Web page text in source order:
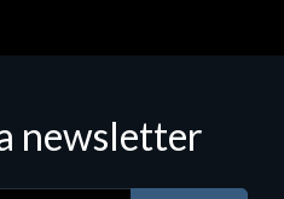
newsletter